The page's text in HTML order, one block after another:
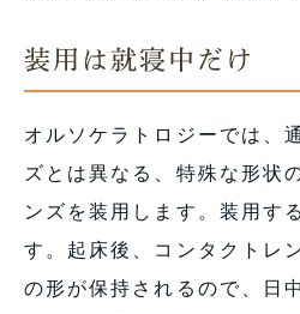
装用は就寝中だけ
オルソケラトロジーでは、
ズとは異なる、特殊な形状
ンズを装用します。装用す
す。起床後、コンタクトレ
の形が保持されるので、日